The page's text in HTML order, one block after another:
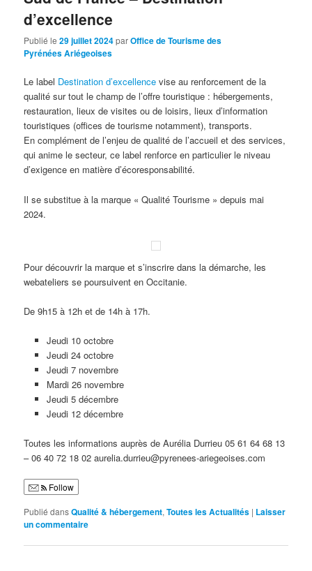
d’excellence
Publié le29 juillet 2024parOffice de Tourisme des
Pyrénées Ariégeoises
Le label Destination d’excellence vise au renforcement de la
qualité sur tout le champ de l’offre touristique : hébergements,
restauration, lieux de visites ou de loisirs, lieux d’information
touristiques (offices de tourisme notamment), transports.
En complément de l’enjeu de qualité de l’accueil et des services,
qui anime le secteur, ce label renforce en particulier le niveau
d’exigence en matière d’écoresponsabilité.
Il se substitue à la marque « Qualité Tourisme » depuis mai
2024.
Pour découvrir la marque et s’inscrire dans la démarche, les
webateliers se poursuivent en Occitanie.
De 9h15 à 12h et de 14h à 17h.
Jeudi 10 octobre
Jeudi 24 octobre
Jeudi 7 novembre
Mardi 26 novembre
Jeudi 5 décembre
Jeudi 12 décembre
Toutes les informations auprès de Aurélia Durrieu 05 61 64 68 13
– 06 40 72 18 02 aurelia.durrieu@pyrenees-ariegeoises.com
Follow
Publié dansQualité & hébergement,Toutes les Actualités | Laisser
un commentaire